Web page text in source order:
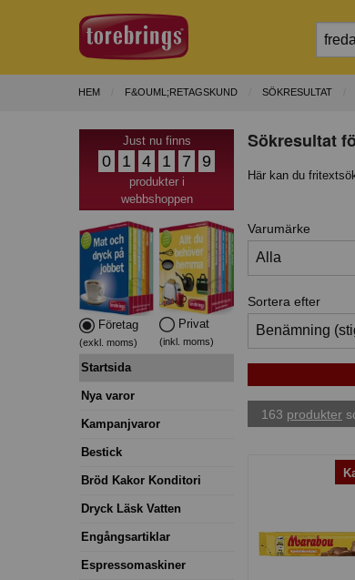
HEM F&OUML;RETAGSKUND SÖKRESULTAT
Just nu finns
0 1 4 1 7 9
produkter i
webbshoppen
Företag
(exkl. moms)
Privat
(inkl. moms)
Startsida
Nya varor
Kampanjvaror
Bestick
Bröd Kakor Konditori
Dryck Läsk Vatten
Engångsartiklar
Espressomaskiner
Sökresultat
Här kan du
Varumärke
Sortera efter
163 produkter